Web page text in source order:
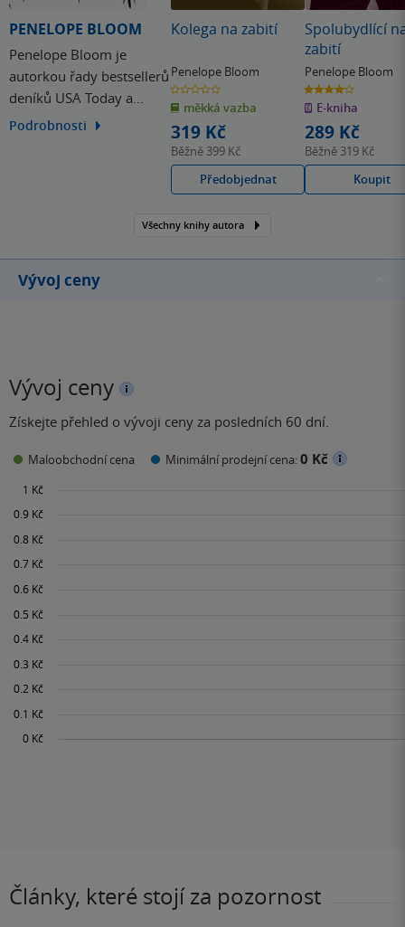
PENELOPE BLOOM
Penelope Bloom je
autorkou řady bestsellerů
deníků USA Today a
Washington Post. U nás
Podrobnosti
Kolega na zabití
Penelope Bloom
0.0
z
5
hvězdiček
měkká vazba
319 Kč
Běžně 399 Kč
Předobjednat
Spolubydlící
zabití
Penelope Bloom
4.2
z
5
hvězdiček
E-kniha
289 Kč
Běžně 319 Kč
Koupit
Všechny knihy autora
Vývoj ceny
Vývoj ceny
Získejte přehled o vývoji ceny za posledních 60 dní.
Maloobchodní cena Minimální prodejní cena:0 Kč
Články, které stojí za pozornost